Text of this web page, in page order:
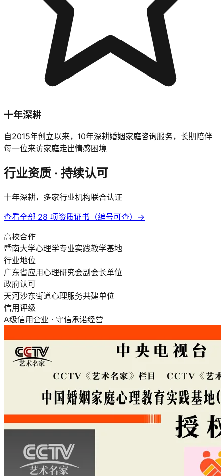
十年深耕
自2015年创立以来，10年深耕婚姻家庭咨询服务，长期陪伴
每一位来访家庭走出情感困境
行业资质 · 持续认可
十年深耕，多家行业机构联合认证
查看全部 28 项资质证书（编号可查）→
高校合作
暨南大学心理学专业实践教学基地
行业地位
广东省应用心理研究会副会长单位
政府认可
天河沙东街道心理服务共建单位
信用评级
A级信用企业 · 守信承诺经营